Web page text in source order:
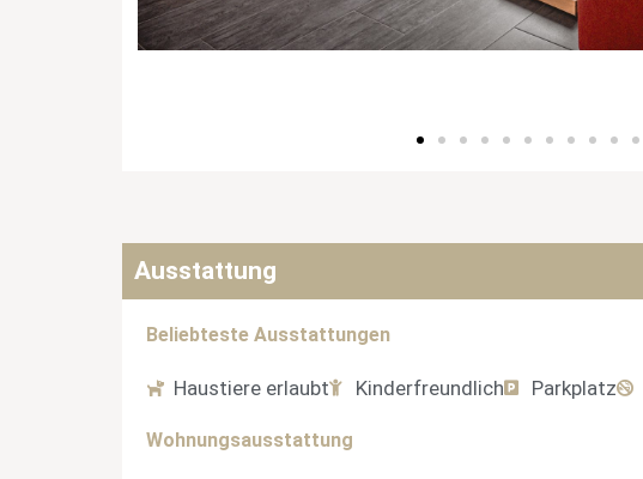
Ausstattung
Beliebteste Ausstattungen
Haustiere erlaubt Kinderfreundlich Parkplatz
Wohnungsausstattung